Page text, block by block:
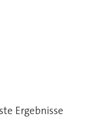
Ergebnisse